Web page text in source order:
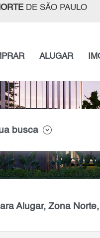
DE SÃO PAULO
ALUGAR
busca
Alugar, Zona